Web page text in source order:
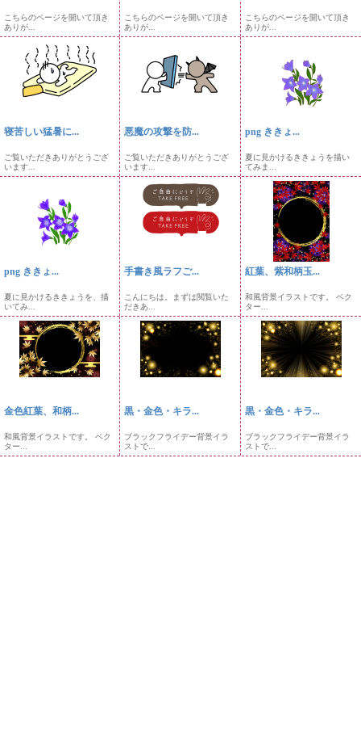
こちらのページを開いて頂き
ありが...
こちらのページを開いて頂き
ありが...
こちらのページを開いて頂き
ありが...
寝苦しい猛暑に...
ご覧いただきありがとうござ
います...
悪魔の攻撃を防...
ご覧いただきありがとうござ
います...
png ききょ...
夏に見かけるききょうを描い
てみま...
png ききょ...
夏に見かけるききょうを、描
いてみ...
手書き風ラフご...
こんにちは。まずは閲覧いた
だきあ...
紅葉、紫和柄玉...
和風背景イラストです。 ベク
ター...
金色紅葉、和柄...
和風背景イラストです。 ベク
ター...
黒・金色・キラ...
ブラックフライデー背景イラ
ストで...
黒・金色・キラ...
ブラックフライデー背景イラ
ストで...